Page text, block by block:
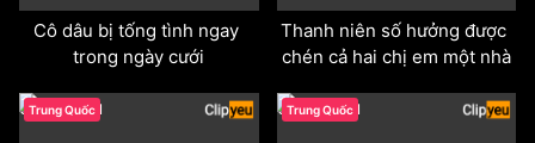
Cô dâu bị tống tình ngay
trong ngày cưới
Thanh niên số hưởng được
chén cả hai chị em một nhà
Trung Quốc
odd Trung Quốc
odd